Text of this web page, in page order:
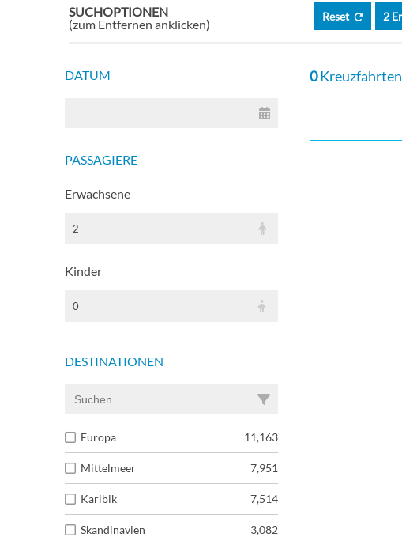
SUCHOPTIONEN
(zum Entfernen anklicken)
Reset 2
DATUM
PASSAGIERE
Erwachsene
2
Kinder
0
DESTINATIONEN
Europa 11,163
Mittelmeer 7,951
Karibik 7,514
Skandinavien 3,082
0